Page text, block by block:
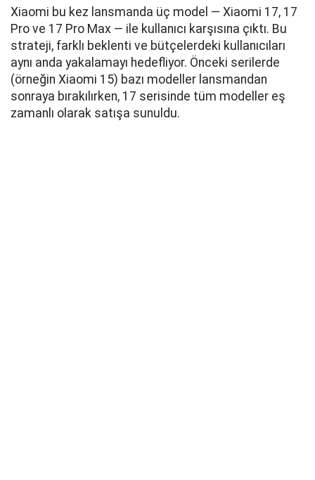
Xiaomi bu kez lansmanda üç model — Xiaomi 17, 17
Pro ve 17 Pro Max — ile kullanıcı karşısına çıktı. Bu
strateji, farklı beklenti ve bütçelerdeki kullanıcıları
aynı anda yakalamayı hedefliyor. Önceki serilerde
(örneğin Xiaomi 15) bazı modeller lansmandan
sonraya bırakılırken, 17 serisinde tüm modeller eş
zamanlı olarak satışa sunuldu.